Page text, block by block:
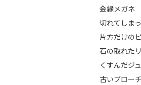
金縁メガネ
切れてしま
片方だけの
石の取れた
くすんだジ
古いブローチ